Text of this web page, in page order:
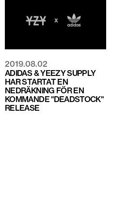
2019.08.02
ADIDAS & YEEZY SUPPLY
HAR STARTAT EN
NEDRÄKNING FÖR EN
KOMMANDE "DEADSTOCK"
RELEASE